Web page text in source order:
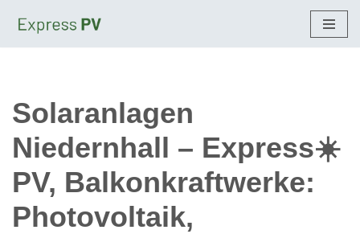
Solaranlagen
Niedernhall – Express☀️
PV, Balkonkraftwerke:
Photovoltaik,